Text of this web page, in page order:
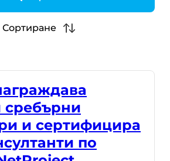
Сортиране
сребърни
и сертифицира
по